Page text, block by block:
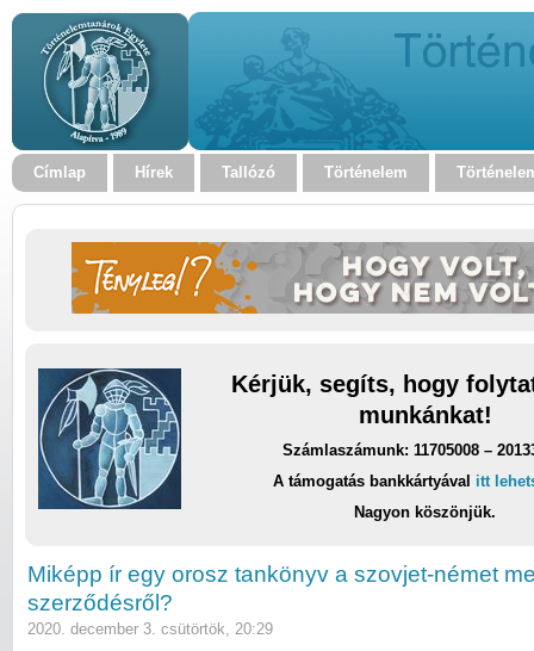
Címlap Hírek Tallózó Történelem
Kérjük, segíts, hogy
munkánkat!
Számlaszámunk: 11705008 –
A támogatás bankkártyával itt
Nagyon köszönjük.
Miképp ír egy orosz tankönyv a szovjet-német
szerződésről?
2020. december 3. csütörtök, 20:29